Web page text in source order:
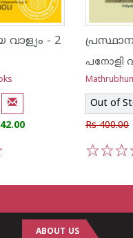
- 2
പനോളി
Out of
Rs 400.00
ABOUT US